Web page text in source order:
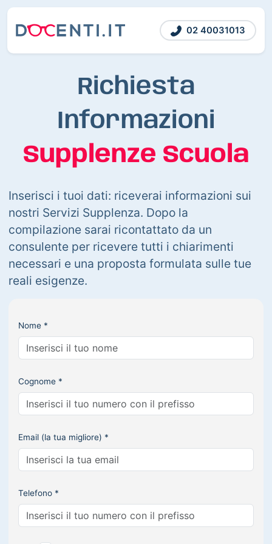
02 40031013
Richiesta
Informazioni
Supplenze Scuola
Inserisci i tuoi dati: riceverai informazioni sui
nostri Servizi Supplenza. Dopo la
compilazione sarai ricontattato da un
consulente per ricevere tutti i chiarimenti
necessari e una proposta formulata sulle tue
reali esigenze.
Nome *
Cognome *
Email (la tua migliore) *
Telefono *